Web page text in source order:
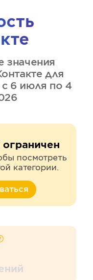
значения
для
с 6 июля по 4
посмотреть
категории.